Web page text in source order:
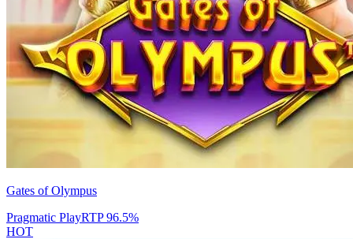
Gates of Olympus
Pragmatic PlayRTP96.5%
HOT